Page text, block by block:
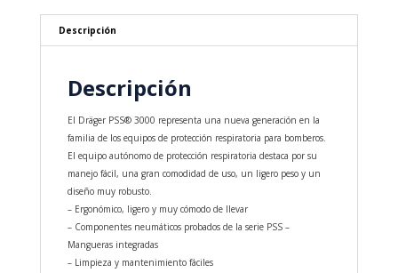
Descripción
Descripción
El Dräger PSS® 3000 representa una nueva generación en la
familia de los equipos de protección respiratoria para bomberos.
El equipo autónomo de protección respiratoria destaca por su
manejo fácil, una gran comodidad de uso, un ligero peso y un
diseño muy robusto.
– Ergonómico, ligero y muy cómodo de llevar
– Componentes neumáticos probados de la serie PSS –
Mangueras integradas
– Limpieza y mantenimiento fáciles